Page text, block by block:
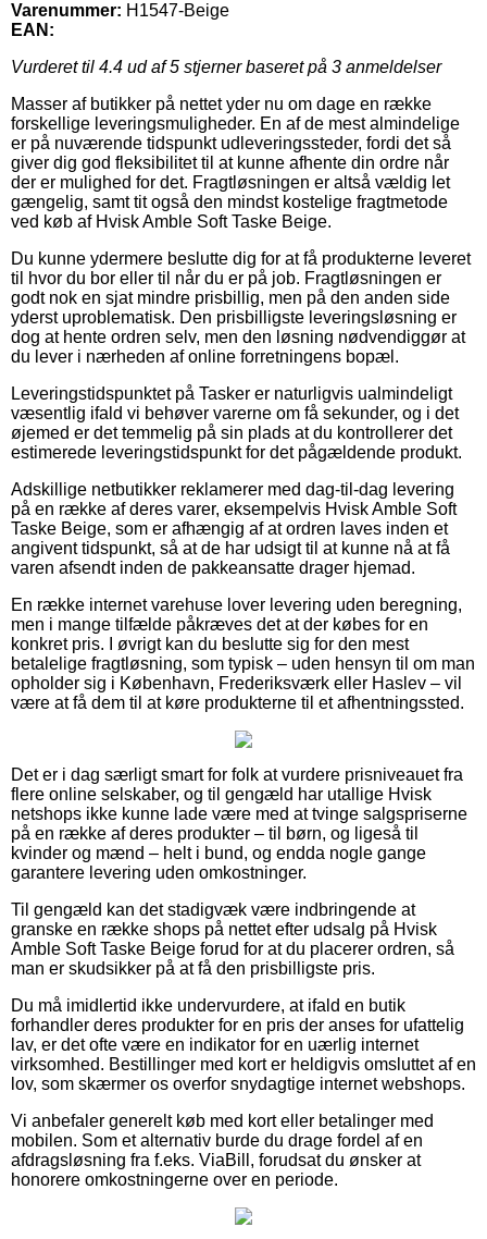
Varenummer: H1547-Beige
EAN:
Vurderet til 4.4 ud af 5 stjerner baseret på 3 anmeldelser
Masser af butikker på nettet yder nu om dage en række
forskellige leveringsmuligheder. En af de mest almindelige
er på nuværende tidspunkt udleveringssteder, fordi det så
giver dig god fleksibilitet til at kunne afhente din ordre når
der er mulighed for det. Fragtløsningen er altså vældig let
gængelig, samt tit også den mindst kostelige fragtmetode
ved køb af Hvisk Amble Soft Taske Beige.
Du kunne ydermere beslutte dig for at få produkterne leveret
til hvor du bor eller til når du er på job. Fragtløsningen er
godt nok en sjat mindre prisbillig, men på den anden side
yderst uproblematisk. Den prisbilligste leveringsløsning er
dog at hente ordren selv, men den løsning nødvendiggør at
du lever i nærheden af online forretningens bopæl.
Leveringstidspunktet på Tasker er naturligvis ualmindeligt
væsentlig ifald vi behøver varerne om få sekunder, og i det
øjemed er det temmelig på sin plads at du kontrollerer det
estimerede leveringstidspunkt for det pågældende produkt.
Adskillige netbutikker reklamerer med dag-til-dag levering
på en række af deres varer, eksempelvis Hvisk Amble Soft
Taske Beige, som er afhængig af at ordren laves inden et
angivent tidspunkt, så at de har udsigt til at kunne nå at få
varen afsendt inden de pakkeansatte drager hjemad.
En række internet varehuse lover levering uden beregning,
men i mange tilfælde påkræves det at der købes for en
konkret pris. I øvrigt kan du beslutte sig for den mest
betalelige fragtløsning, som typisk – uden hensyn til om man
opholder sig i København, Frederiksværk eller Haslev – vil
være at få dem til at køre produkterne til et afhentningssted.
Det er i dag særligt smart for folk at vurdere prisniveauet fra
flere online selskaber, og til gengæld har utallige Hvisk
netshops ikke kunne lade være med at tvinge salgspriserne
på en række af deres produkter – til børn, og ligeså til
kvinder og mænd – helt i bund, og endda nogle gange
garantere levering uden omkostninger.
Til gengæld kan det stadigvæk være indbringende at
granske en række shops på nettet efter udsalg på Hvisk
Amble Soft Taske Beige forud for at du placerer ordren, så
man er skudsikker på at få den prisbilligste pris.
Du må imidlertid ikke undervurdere, at ifald en butik
forhandler deres produkter for en pris der anses for ufattelig
lav, er det ofte være en indikator for en uærlig internet
virksomhed. Bestillinger med kort er heldigvis omsluttet af en
lov, som skærmer os overfor snydagtige internet webshops.
Vi anbefaler generelt køb med kort eller betalinger med
mobilen. Som et alternativ burde du drage fordel af en
afdragsløsning fra f.eks. ViaBill, forudsat du ønsker at
honorere omkostningerne over en periode.